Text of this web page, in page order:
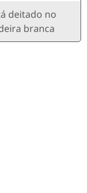
deitado no
branca